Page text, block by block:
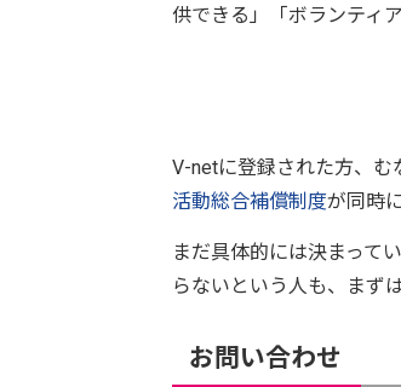
供できる」「ボランティ
V-netに登録された方、む
活動総合補償制度が同時
まだ具体的には決まって
らないという人も、まず
お問い合わせ